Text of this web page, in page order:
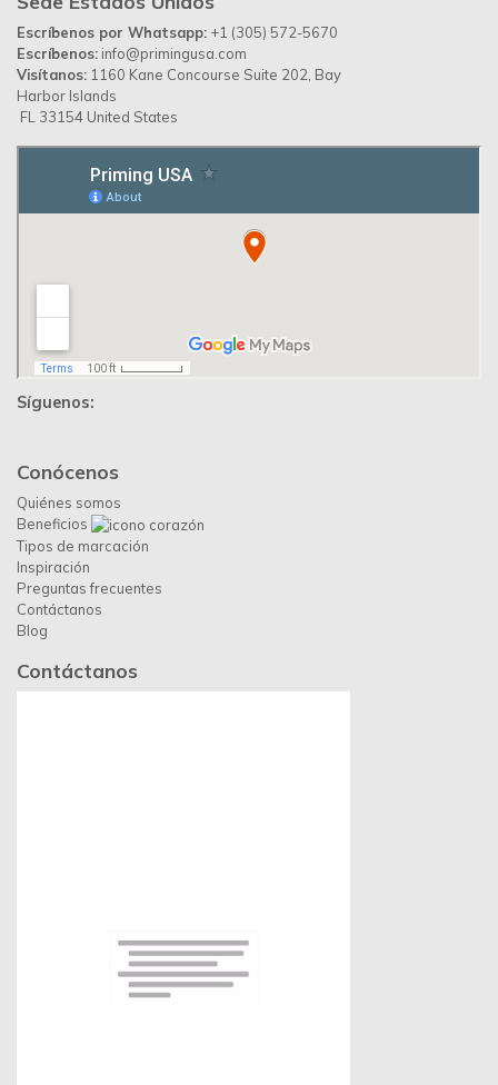
Escríbenos por Whatsapp: +1 (305) 572-5670
Escríbenos: info@primingusa.com
Visítanos: 1160 Kane Concourse Suite 202, Bay
Harbor Islands
FL 33154 United States
Síguenos:
Conócenos
Quiénes somos
Beneficios
Tipos de marcación
Inspiración
Preguntas frecuentes
Contáctanos
Blog
Contáctanos